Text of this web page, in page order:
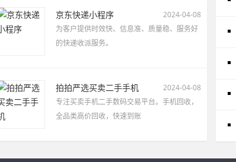
京东快递小程序
2024-04-08
为客户提供时效快、信息准、质量稳、服务好
的快递收派服务。
拍拍严选买卖二手手机
2024-04-08
专注买卖手机二手数码交易平台。手机回收，
全品类高价回收，快速到账